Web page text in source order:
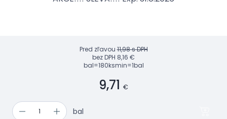
Pred zľavou11,98 s DPH
bez DPH 8,16 €
bal=180ksmin=1bal
9,71 €
bal